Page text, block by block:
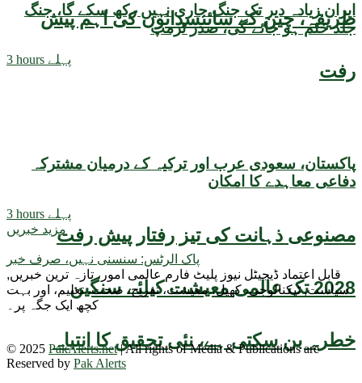
طریقہ، چین کے سائنسدانوں کی اہم پیش
رفت
مصنوعی ذہانت کی تیز رفتار پیش رفت
2028 تک عالمی معیشت کیلئے سنگین
خطرہ بن سکتی ہے، نئی تحقیق کا انتباہ
ایران زیادہ دیر تک جنگ جاری نہیں رکھ سکے گا، جنگ
جلد ختم ہو جائے گی، صدر ٹرمپ
3 hours پہلے
پاکستان، سعودی عرب اور ترکیہ کے درمیان مشترکہ
دفاعی معاہدے کا امکان
3 hours پہلے
مزید خبریں
پاک الرٹس: سنسنی نہیں، صرف خبر
قابل اعتماد ڈیجیٹل نیوز پلیٹ فارم عالمی امور، تازہ ترین خبریں,
سیاست, ٹیکنالوجی، کھیل، معیشت، تفریح، صحت، تعلیم، اور بہت
کچھ ایک جگہ پر۔
© 2025 PakAlerts.net| All rights of Media & Publications are
Reserved by Pak Alerts